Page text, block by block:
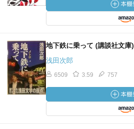
地下鉄に乗って (講談社文庫)
浅田次郎
6509 3.59 757